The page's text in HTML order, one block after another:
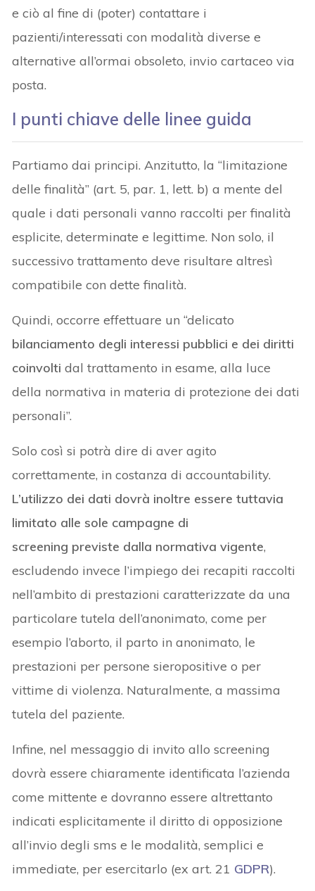
e ciò al fine di (poter) contattare i
pazienti/interessati con modalità diverse e
alternative all’ormai obsoleto, invio cartaceo via
posta.
I punti chiave delle linee guida
Partiamo dai principi. Anzitutto, la “limitazione
delle finalità” (art. 5, par. 1, lett. b) a mente del
quale i dati personali vanno raccolti per finalità
esplicite, determinate e legittime. Non solo, il
successivo trattamento deve risultare altresì
compatibile con dette finalità.
Quindi, occorre effettuare un “delicato
bilanciamento degli interessi pubblici e dei diritti
coinvoltidal trattamento in esame, alla luce
della normativa in materia di protezione dei dati
personali”.
Solo così si potrà dire di aver agito
correttamente, in costanza di accountability.
L’utilizzo dei dati dovrà inoltre essere tuttavia
limitato alle sole campagne di
screening previste dalla normativa vigente,
escludendo invece l’impiego dei recapiti raccolti
nell’ambito di prestazioni caratterizzate da una
particolare tutela dell’anonimato, come per
esempio l’aborto, il parto in anonimato, le
prestazioni per persone sieropositive o per
vittime di violenza. Naturalmente, a massima
tutela del paziente.
Infine, nel messaggio di invito allo screening
dovrà essere chiaramente identificata l’azienda
come mittente e dovranno essere altrettanto
indicati esplicitamente il diritto di opposizione
all’invio degli sms e le modalità, semplici e
immediate, per esercitarlo (ex art. 21 GDPR).